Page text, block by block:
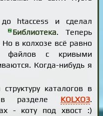
htaccess и сделал
Библиотека. Теперь
в колхозе всё равно
файлов с кривыми
Когда-нибудь я
структуру каталогов в
в разделе KOLXO3.
- коту под хвост :)